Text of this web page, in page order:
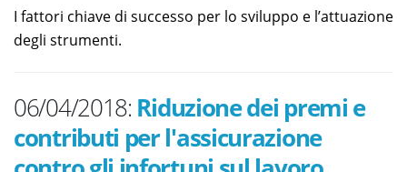
I fattori chiave di successo per lo sviluppo e l’attuazione
degli strumenti.
06/04/2018: Riduzione dei premi e
contributi per l'assicurazione